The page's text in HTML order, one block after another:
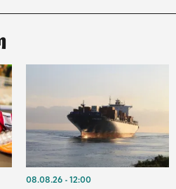
08.08.26 12:00